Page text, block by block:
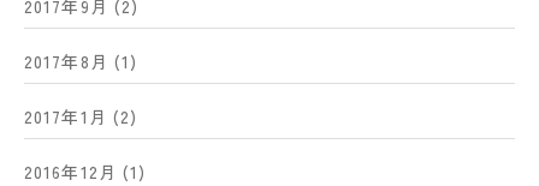
2017年9月 (2)
2017年8月 (1)
2017年1月 (2)
2016年12月 (1)